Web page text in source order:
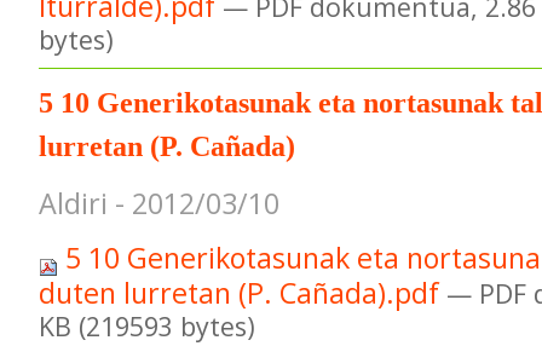
bytes)
5 10 Generikotasunak eta nortasunak
lurretan (P. Cañada)
Aldiri - 2012/03/10
5 10 Generikotasunak eta
duten lurretan (P. Cañada).pdf — PDF
KB (219593 bytes)